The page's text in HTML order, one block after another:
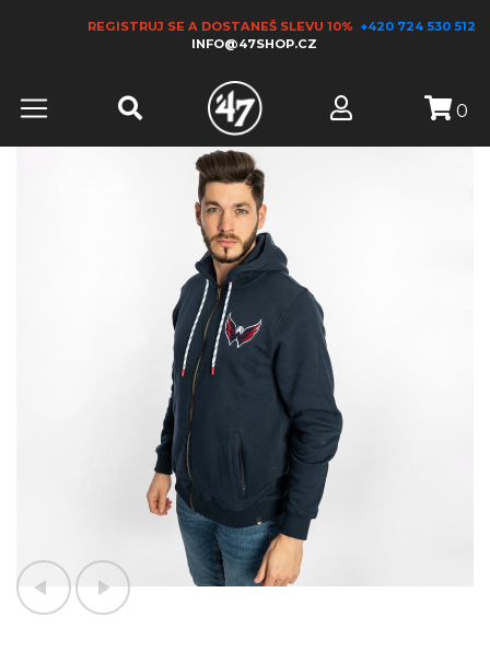
REGISTRUJ SE A DOSTANEŠ SLEVU 10% +420 724 530 512
INFO@47SHOP.CZ
0